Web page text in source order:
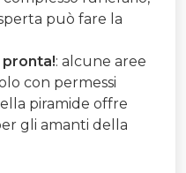
può fare la
: alcune aree
con permessi
piramide offre
gli amanti della